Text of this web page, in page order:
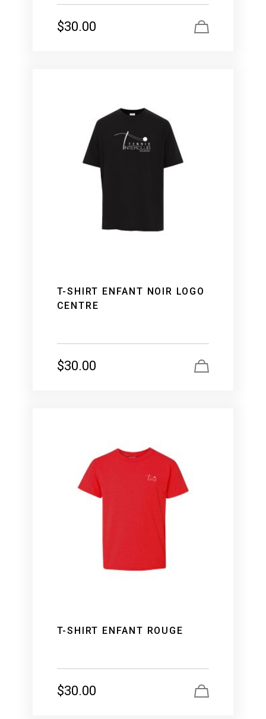
$30.00
T-SHIRT ENFANT NOIR LOGO
CENTRE
$30.00
T-SHIRT ENFANT ROUGE
$30.00